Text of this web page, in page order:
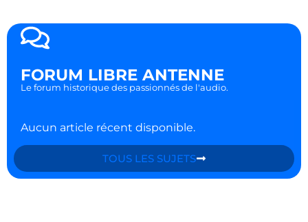
FORUM LIBRE ANTENNE
Le forum historique des passionnés de l'audio.
Aucun article récent disponible.
TOUS LES SUJETS